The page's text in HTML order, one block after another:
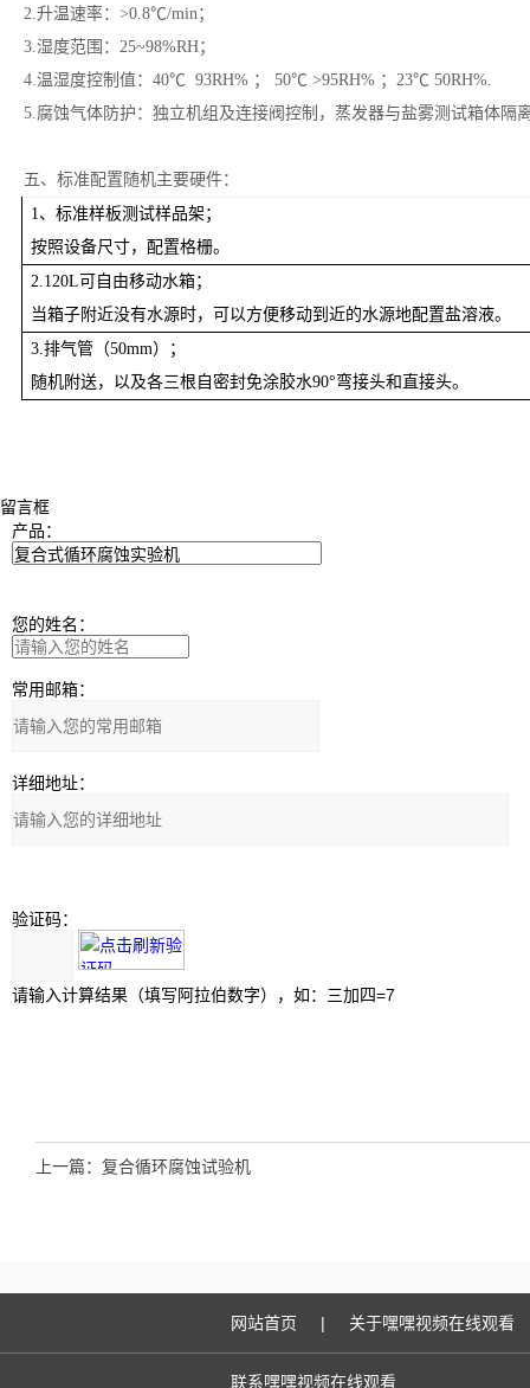
2.升温速率：>0.8℃/min；
3.湿度范围：25~98%RH；
4.温湿度控制值：40℃ 93RH% ； 50℃ >95RH% ；23℃ 50RH%.
5.腐蚀气体防护：独立机组及连接阀控制，蒸发器与盐雾测试箱体隔
五、标准配置随机主要硬件：
1、标准样板测试样品架；
按照设备尺寸，配置格栅。
2.120L可自由移动水箱；
当箱子附近没有水源时，可以方便移动到近的水源地配置盐溶液。
3.排气管（50mm）；
随机附送，以及各三根自密封免涂胶水90°弯接头和直接头。
留言框
产品：
您的姓名：
常用邮箱：
详细地址：
验证码：
请输入计算结果（填写阿拉伯数字），如：三加四=7
上一篇： 复合循环腐蚀试验机
网站首页 | 关于嘿嘿视频在线观看
联系嘿嘿视频在线观看